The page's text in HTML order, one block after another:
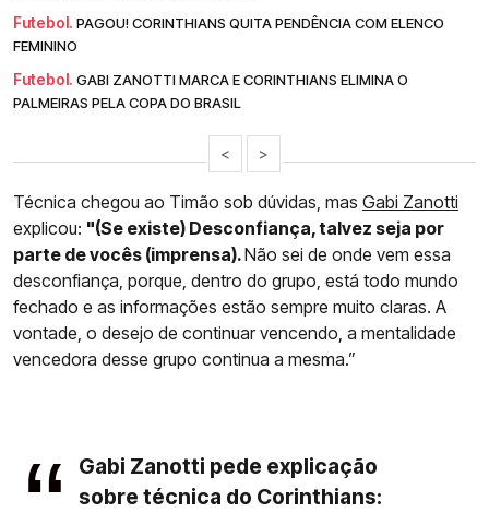
Futebol. PAGOU! CORINTHIANS QUITA PENDÊNCIA COM ELENCO
FEMININO
Futebol. GABI ZANOTTI MARCA E CORINTHIANS ELIMINA O
PALMEIRAS PELA COPA DO BRASIL
< >
Técnica chegou ao Timão sob dúvidas, mas Gabi Zanotti
explicou: "(Se existe) Desconfiança, talvez seja por
parte de vocês (imprensa).Não sei de onde vem essa
desconfiança, porque, dentro do grupo, está todo mundo
fechado e as informações estão sempre muito claras. A
vontade, o desejo de continuar vencendo, a mentalidade
vencedora desse grupo continua a mesma.”
Gabi Zanotti pede explicação
sobre técnica do Corinthians: